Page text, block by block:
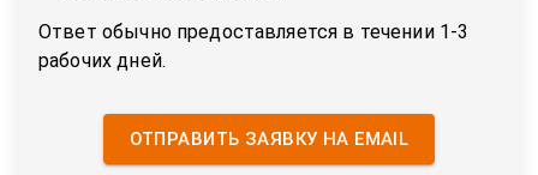
Ответ обычно предоставляется в течении 1-3
рабочих дней.
ОТПРАВИТЬ ЗАЯВКУ НА EMAIL